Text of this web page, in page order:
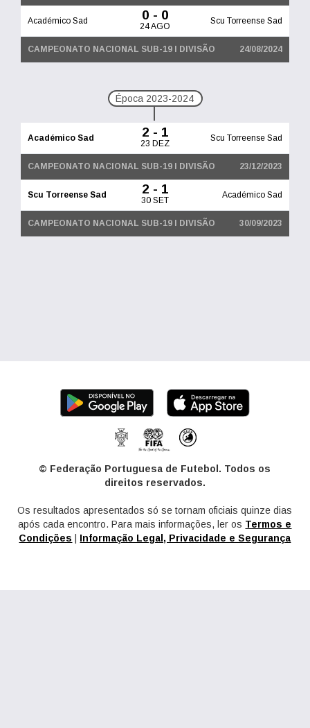
Académico Sad 0 - 0
24 AGO
Scu Torreense Sad
CAMPEONATO NACIONAL SUB-19 I DIVISÃO 24/08/2024
Época 2023-2024
Académico Sad 2 - 1
23 DEZ
Scu Torreense Sad
CAMPEONATO NACIONAL SUB-19 I DIVISÃO 23/12/2023
Scu Torreense Sad 2 - 1
30 SET
Académico Sad
CAMPEONATO NACIONAL SUB-19 I DIVISÃO 30/09/2023
© Federação Portuguesa de Futebol. Todos os
direitos reservados.
Os resultados apresentados só se tornam oficiais quinze dias
após cada encontro. Para mais informações, ler os Termos e
Condições
Informação Legal, Privacidade e Segurança